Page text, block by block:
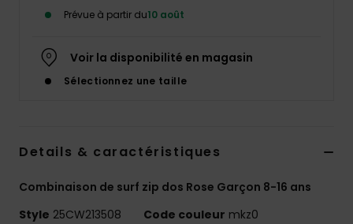
Prévue à partir du10 août
Voir la disponibilité en magasin
Sélectionnez une taille
Details & caractéristiques
Combinaison de surf zip dos Rose Garçon 8-16 ans
Style 25CW213508 Code couleur mkz0